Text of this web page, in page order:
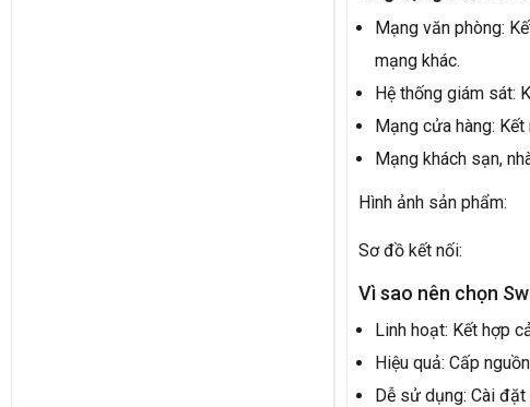
Mạng văn phòng:
mạng khác.
Hệ thống giám sát:
Mạng cửa hàng:
Mạng khách sạn,
Hình ảnh sản phẩm:
Sơ đồ kết nối:
Vì sao nên chọn
Linh hoạt: Kết hợp
Hiệu quả: Cấp
Dễ sử dụng: Cài